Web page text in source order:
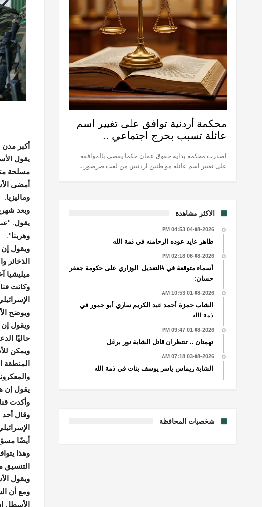
أكبر
مسلحة
أمضى
وماليزيا.
وبعد شهرين
يقول:
وهربنا".
ويقول
الذخائر
ميليشيا
وكانت
ويوضح
ويقول إن
حاليًا
ويمكن
يقول إن
وأكدت
وقال أحد
أيضًا
وهذا
التنسيق
ويقول
ومع أن
الأسطل
محكمة أردنية توافق على تغيير اسم
عائلة تسبب بحرج اجتماعي ..
اصدرت محكمة بداية حقوق عمان حكما يقضي بالموافقة
على تغيير اسم عائلة مواطنين اردنيين من لقب صرصور...
الاكثر مشاهدة
04-08-2026 04:53 PM
ظاهر عايد عوده الرحامنه في ذمة الله
06-08-2026 02:18 PM
أسماء متوقعة في #التعديل_الوزاري على حكومة جعفر
حسان:
01-08-2026 10:53 AM
الشاب حمزة أحمد عبد الكريم ساري أبو حمور في
ذمة الله
01-08-2026 09:47 PM
تهمتان .. تنتظران قاتل الشابة نور برغل
03-08-2026 07:18 AM
الشابة ريماس ياسر يوسف بنات في ذمة الله
شخصيات المحافظة